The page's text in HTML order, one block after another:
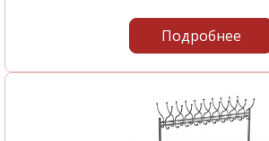
Подробнее